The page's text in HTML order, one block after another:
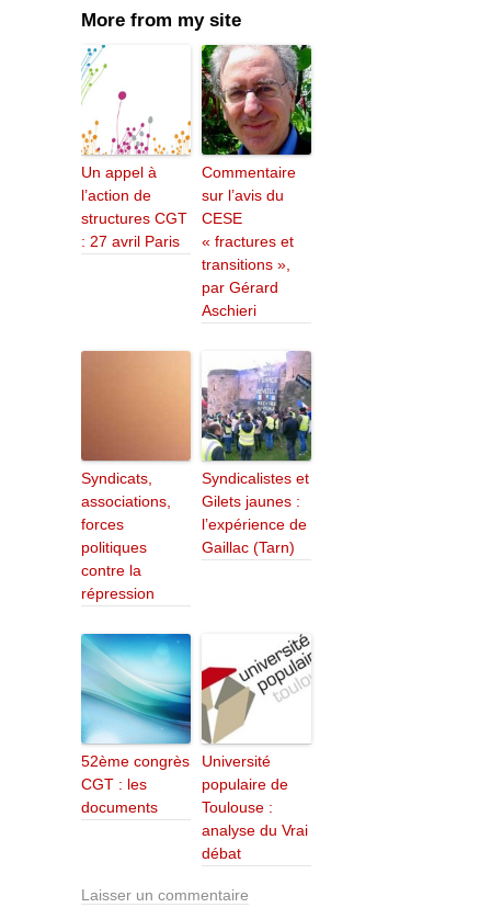
More from my site
Un appel à
l’action de
structures CGT
: 27 avril Paris
Commentaire
sur l’avis du
CESE
« fractures et
transitions »,
par Gérard
Aschieri
Syndicats,
associations,
forces
politiques
contre la
répression
Syndicalistes et
Gilets jaunes :
l’expérience de
Gaillac (Tarn)
52ème congrès
CGT : les
documents
Université
populaire de
Toulouse :
analyse du Vrai
débat
Laisser un commentaire